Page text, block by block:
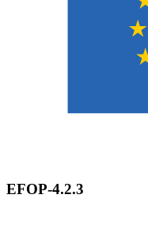
EFOP-4.2.3